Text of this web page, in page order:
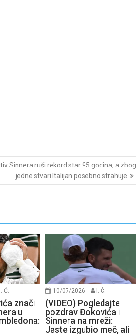
Sinnera ruši rekord star 95 godina, a zbog
jedne stvari Italijan posebno strahuje
I. Ć.
znači
u
10/07/2026 I. Ć.
(VIDEO) Pogledajte
pozdrav Đokovića i
Sinnera na mreži:
Jeste izgubio meč, ali